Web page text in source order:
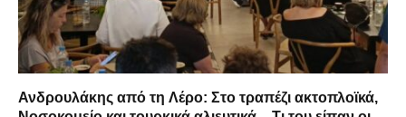
Ανδρουλάκης από τη Λέρο: Στο τραπέζι ακτοπλοϊκά,